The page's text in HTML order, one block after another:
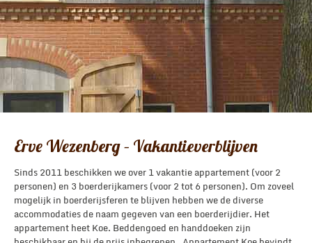
Erve Wezenberg – Vakantieverblijven
Sinds 2011 beschikken we over 1 vakantie appartement (voor 2
personen) en 3 boerderijkamers (voor 2 tot 6 personen). Om zoveel
mogelijk in boerderijsferen te blijven hebben we de diverse
accommodaties de naam gegeven van een boerderijdier. Het
appartement heet Koe. Beddengoed en handdoeken zijn